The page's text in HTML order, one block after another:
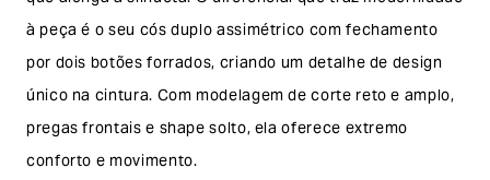
à peça é o seu cós duplo assimétrico com fechamento
por dois botões forrados, criando um detalhe de design
único na cintura. Com modelagem de corte reto e amplo,
pregas frontais e shape solto, ela oferece extremo
conforto e movimento.